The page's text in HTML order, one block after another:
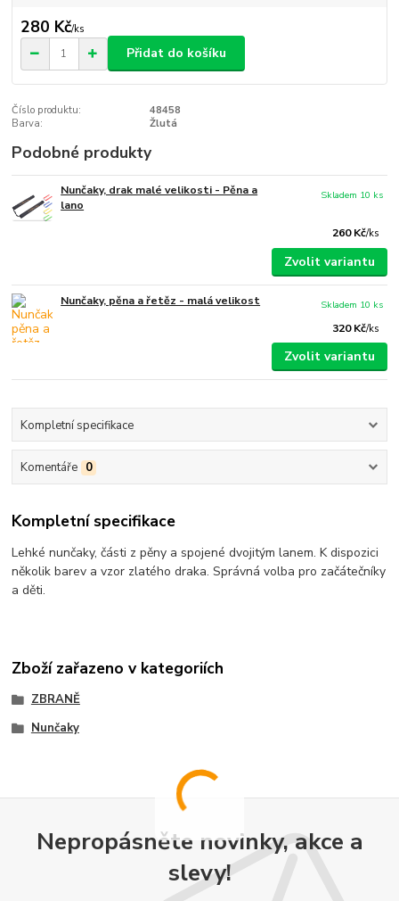
280 Kč/ks
Přidat do košíku
Číslo produktu:
48458
Barva:
Žlutá
Podobné produkty
Nunčaky, drak malé velikosti - Pěna a
lano
260 Kč/ks
Skladem 10 ks
Zvolit variantu
Nunčaky, pěna a řetěz - malá velikost
320 Kč/ks
Skladem 10 ks
Zvolit variantu
Kompletní specifikace
Komentáře 0
Kompletní specifikace
Lehké nunčaky, části z pěny a spojené dvojitým lanem. K dispozici
několik barev a vzor zlatého draka. Správná volba pro začátečníky
a děti.
Zboží zařazeno v kategoriích
ZBRANĚ
Nunčaky
Nepropásněte novinky, akce a
slevy!